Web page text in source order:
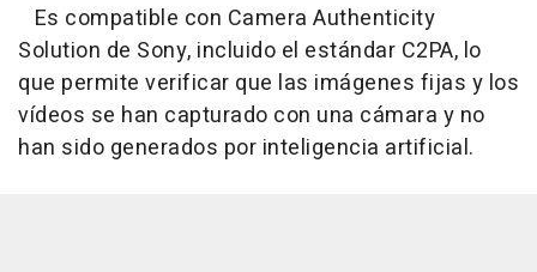
Es compatible con Camera Authenticity
Solution de Sony, incluido el estándar C2PA, lo
que permite verificar que las imágenes fijas y los
vídeos se han capturado con una cámara y no
han sido generados por inteligencia artificial.